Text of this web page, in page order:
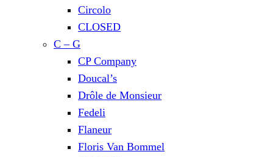
Circolo
CLOSED
C – G
CP Company
Doucal’s
Drôle de Monsieur
Fedeli
Flaneur
Floris Van Bommel